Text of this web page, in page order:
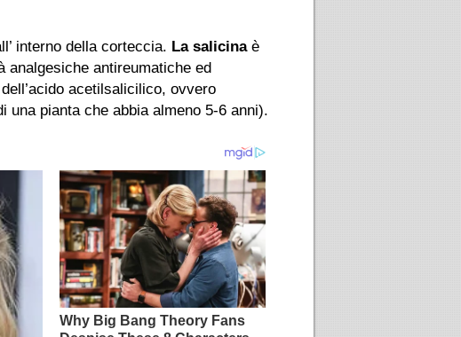
interno della corteccia. La salicinaè
analgesiche antireumatiche ed
acetilsalicilico, ovvero
pianta che abbia almeno 5-6 anni).